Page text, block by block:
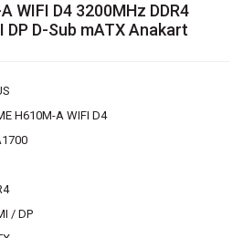
WIFI D4 3200MHz DDR4
DP D-Sub mATX Anakart
H610M-A WIFI D4
/ DP